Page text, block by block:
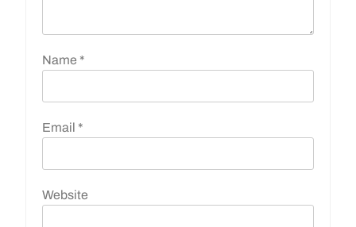
Name *
Email *
Website